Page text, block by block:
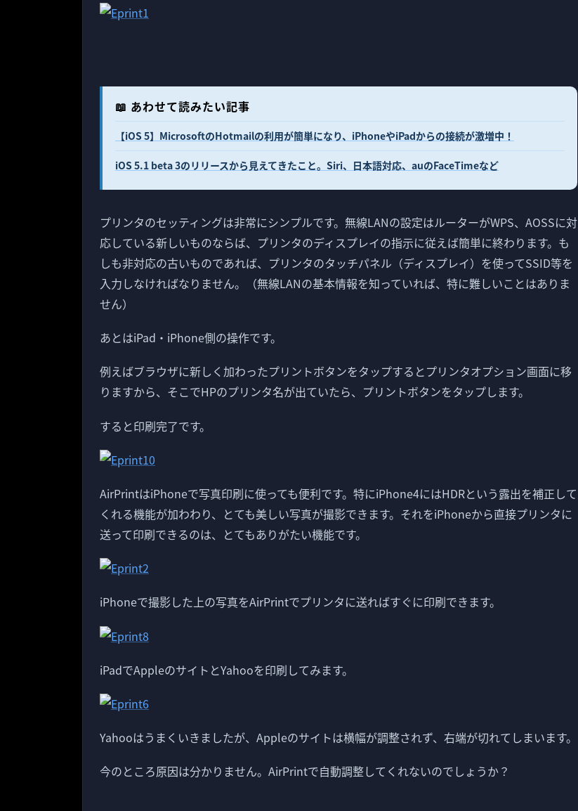
📖 あわせて読みたい記事
【iOS 5】MicrosoftのHotmailの利用が簡単になり、iPhoneやiPadからの接続が激増中！
iOS 5.1 beta 3のリリースから見えてきたこと。Siri、日本語対応、auのFaceTimeなど
プリンタのセッティングは非常にシンプルです。無線LANの設定はルーターがWPS、AOSSに対
応している新しいものならば、プリンタのディスプレイの指示に従えば簡単に終わります。も
しも非対応の古いものであれば、プリンタのタッチパネル（ディスプレイ）を使ってSSID等を
入力しなければなりません。（無線LANの基本情報を知っていれば、特に難しいことはありま
せん）
あとはiPad・iPhone側の操作です。
例えばブラウザに新しく加わったプリントボタンをタップするとプリンタオプション画面に移
りますから、そこでHPのプリンタ名が出ていたら、プリントボタンをタップします。
すると印刷完了です。
AirPrintはiPhoneで写真印刷に使っても便利です。特にiPhone4にはHDRという露出を補正して
くれる機能が加わわり、とても美しい写真が撮影できます。それをiPhoneから直接プリンタに
送って印刷できるのは、とてもありがたい機能です。
iPhoneで撮影した上の写真をAirPrintでプリンタに送ればすぐに印刷できます。
iPadでAppleのサイトとYahooを印刷してみます。
Yahooはうまくいきましたが、Appleのサイトは横幅が調整されず、右端が切れてしまいます。
今のところ原因は分かりません。AirPrintで自動調整してくれないのでしょうか？